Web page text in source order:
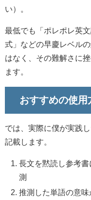
い）。
最低でも「ポレポレ英
式」などの早慶レベル
はなく、その難解さに
ます。
おすすめの使用
では、実際に僕が実践
記載します。
長文を黙読し参考
測
推測した単語の意